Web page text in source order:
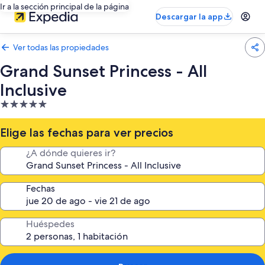
Ir a la sección principal de la página
Descargar la app
Ver todas las propiedades
Grand Sunset Princess - All
Inclusive
Propiedad
de
5.0
estrellas
Elige las fechas para ver precios
¿A dónde quieres ir?
Fechas
Huéspedes